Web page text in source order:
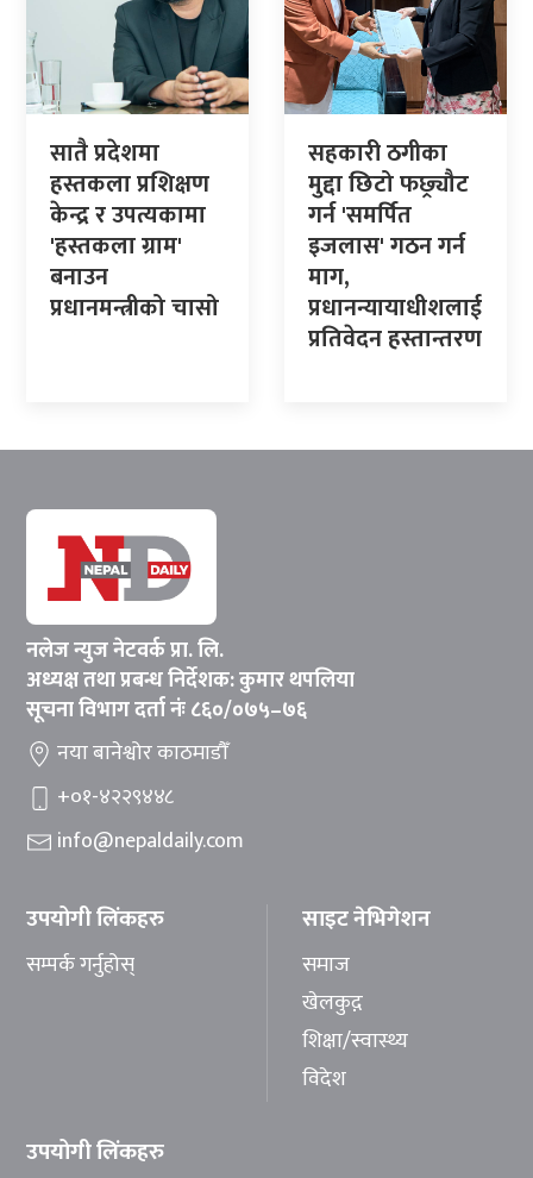
सातै प्रदेशमा
हस्तकला प्रशिक्षण
केन्द्र र उपत्यकामा
'हस्तकला ग्राम'
बनाउन
प्रधानमन्त्रीको चासो
सहकारी ठगीका
मुद्दा छिटो फछ्र्यौट
गर्न 'समर्पित
इजलास' गठन गर्न
माग,
प्रधानन्यायाधीशलाई
प्रतिवेदन हस्तान्तरण
नलेज न्युज नेटवर्क प्रा. लि.
अध्यक्ष तथा प्रबन्ध निर्देशक: कुमार थपलिया
सूचना विभाग दर्ता नंः ८६०/०७५–७६
नया बानेश्वोर काठमाडौँ
+०१-४२२९४४८
info@nepaldaily.com
उपयोगी लिंकहरु
सम्पर्क गर्नुहोस्
साइट नेभिगेशन
समाज
खेलकुद़़
शिक्षा/स्वास्थ्य
विदेश
उपयोगी लिंकहरु